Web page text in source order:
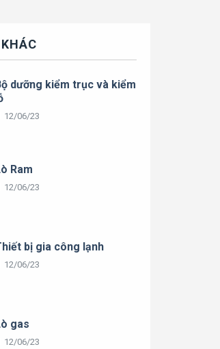
dưỡng kiểm trục và kiểm
12/06/23
Ram
12/06/23
bị gia công lạnh
12/06/23
gas
12/06/23